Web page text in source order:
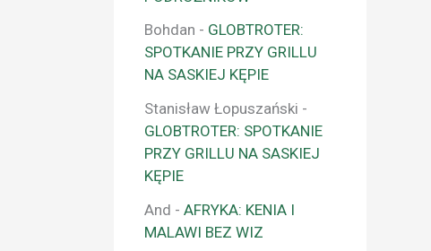
Bohdan - GLOBTROTER:
SPOTKANIE PRZY GRILLU
NA SASKIEJ KĘPIE
Stanisław Łopuszański -
GLOBTROTER: SPOTKANIE
PRZY GRILLU NA SASKIEJ
KĘPIE
And - AFRYKA: KENIA I
MALAWI BEZ WIZ